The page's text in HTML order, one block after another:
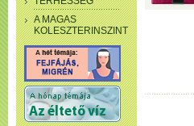
A MAGAS
KOLESZTERINSZINT